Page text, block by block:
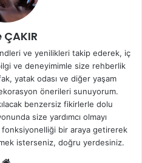
ÇAKIR
ve yenilikleri takip ederek, iç
ve deneyimimle size rehberlik
yatak odası ve diğer yaşam
önerileri sunuyorum.
benzersiz fikirlerle dolu
size yardımcı olmayı
bir araya getirerek
isterseniz, doğru yerdesiniz.